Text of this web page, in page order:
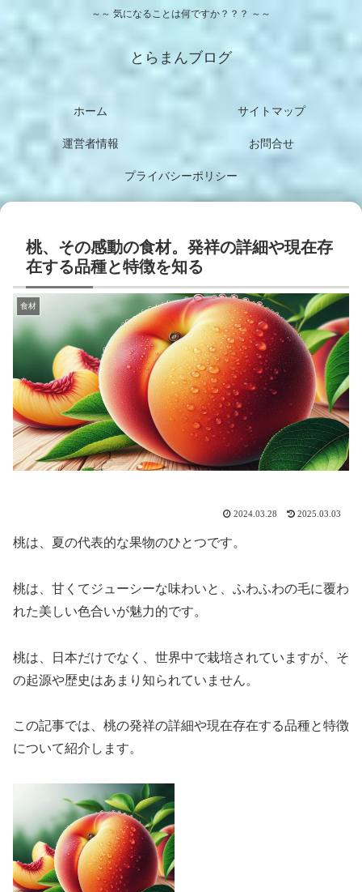
～～ 気になることは何ですか？？？ ～～
とらまんブログ
ホーム サイトマップ
運営者情報 お問合せ
プライバシーポリシー
桃、その感動の食材。発祥の詳細や現在存
在する品種と特徴を知る
食材
2024.03.28 2025.03.03
桃は、夏の代表的な果物のひとつです。
桃は、甘くてジューシーな味わいと、ふわふわの毛に覆わ
れた美しい色合いが魅力的です。
桃は、日本だけでなく、世界中で栽培されていますが、そ
の起源や歴史はあまり知られていません。
この記事では、桃の発祥の詳細や現在存在する品種と特徴
について紹介します。